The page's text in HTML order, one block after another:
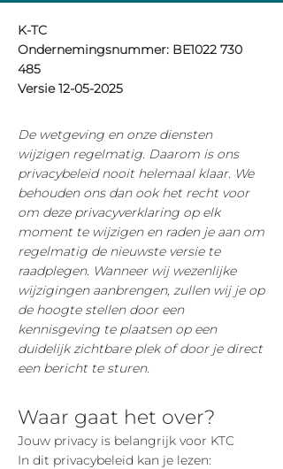
K-TC
Ondernemingsnummer: BE1022 730
485
Versie12-05-2025
De wetgeving en onze diensten
wijzigen regelmatig. Daarom is ons
privacybeleid nooit helemaal klaar. We
behouden ons dan ook het recht voor
om deze privacyverklaring op elk
moment te wijzigen en raden je aan om
regelmatig de nieuwste versie te
raadplegen. Wanneer wij wezenlijke
wijzigingen aanbrengen, zullen wij je op
de hoogte stellen door een
kennisgeving te plaatsen op een
duidelijk zichtbare plek of door je direct
een bericht te sturen.
Waar gaat het over?
Jouw privacy is belangrijk voor KTC
In dit privacybeleid kan je lezen: